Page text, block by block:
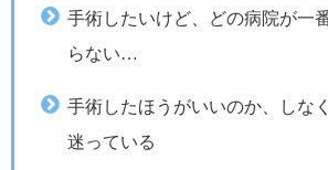
手術したいけど、どの病院が一
らない…
手術したほうがいいのか、しな
迷っている